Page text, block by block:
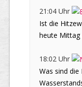
21:04 Uhr
Ist die
heute
18:02 Uhr
Was sind die